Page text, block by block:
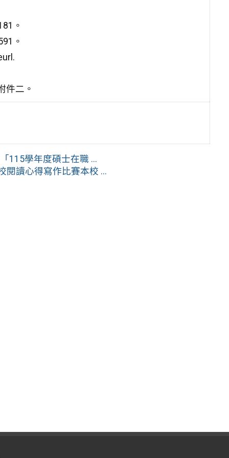
。
。
件二。
115學年度碩士在職 ...
閱讀心得寫作比賽本校 ...